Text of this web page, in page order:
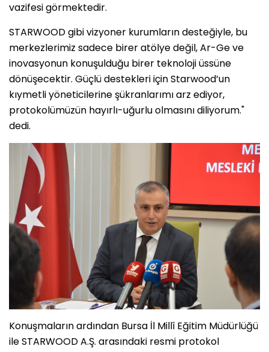
vazifesi görmektedir.
STARWOOD gibi vizyoner kurumların desteğiyle, bu
merkezlerimiz sadece birer atölye değil, Ar-Ge ve
inovasyonun konuşulduğu birer teknoloji üssüne
dönüşecektir. Güçlü destekleri için Starwood’un
kıymetli yöneticilerine şükranlarımı arz ediyor,
protokolümüzün hayırlı-uğurlu olmasını diliyorum."
dedi.
Konuşmaların ardından Bursa İl Millî Eğitim Müdürlüğü
ile STARWOOD A.Ş. arasındaki resmi protokol